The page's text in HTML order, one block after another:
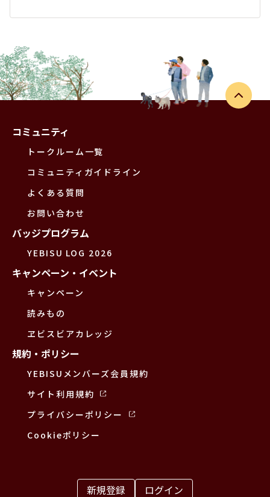
コミュニティ
トークルーム一覧
コミュニティガイドライン
よくある質問
お問い合わせ
バッジプログラム
YEBISU LOG 2026
キャンペーン・イベント
キャンペーン
読みもの
ヱビスビアカレッジ
規約・ポリシー
YEBISUメンバーズ会員規約
サイト利用規約
プライバシーポリシー
Cookieポリシー
新規登録 ログイン